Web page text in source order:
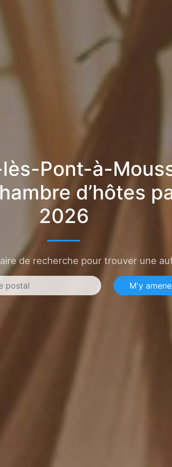
Pont-à-
d’hôtes
2026
de recherche pour trouver une
M'y